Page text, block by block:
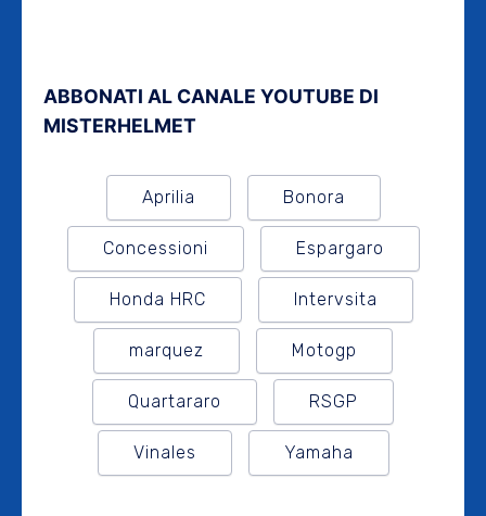
ABBONATI AL CANALE YOUTUBE DI
MISTERHELMET
Aprilia Bonora
Concessioni Espargaro
Honda HRC Intervsita
marquez Motogp
Quartararo RSGP
Vinales Yamaha